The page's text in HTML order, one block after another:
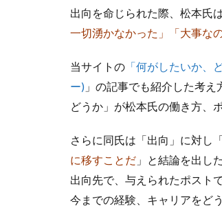
出向を命じられた際、松本氏
一切湧かなかった」「大事な
当サイトの 「何がしたいか、
ー) 」の記事でも紹介した考
どうか」が松本氏の働き方、
さらに同氏は「出向」に対し
に移すことだ 」と結論を出し
出向先で、与えられたポスト
今までの経験、キャリアをど